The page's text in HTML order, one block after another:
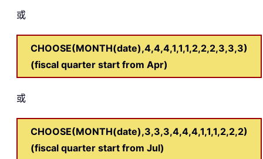
或
CHOOSE(MONTH(date),4,4,4,1,1,1,2,2,2,3,3,3)
(fiscal quarter start from Apr)
或
CHOOSE(MONTH(date),3,3,3,4,4,4,1,1,1,2,2,2)
(fiscal quarter start from Jul)